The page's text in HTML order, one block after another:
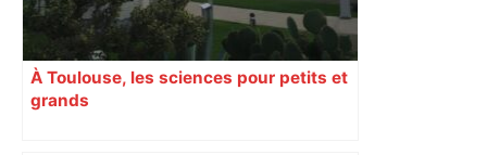
À Toulouse, les sciences pour petits et
grands